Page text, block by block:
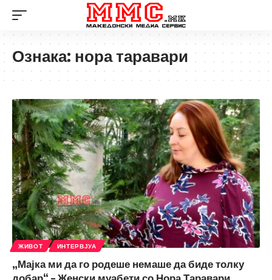
Ознака: нора таравари
ЖИВОТ ИНТЕРВЈУА
„Мајка ми да го родеше немаше да биде толку